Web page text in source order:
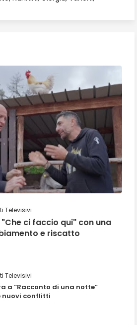
Televisivi
"Che ci faccio qui" con una
e riscatto
Televisivi
a “Racconto di una notte”
nuovi conflitti